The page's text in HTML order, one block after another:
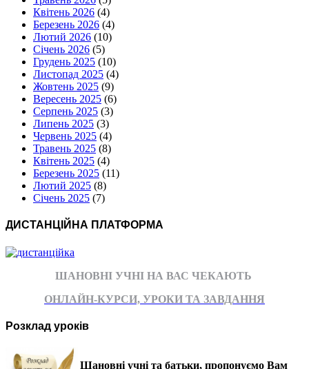
Квітень 2026 (4)
Березень 2026 (4)
Лютий 2026 (10)
Січень 2026 (5)
Грудень 2025 (10)
Листопад 2025 (4)
Жовтень 2025 (9)
Вересень 2025 (6)
Серпень 2025 (3)
Липень 2025 (3)
Червень 2025 (4)
Травень 2025 (8)
Квітень 2025 (4)
Березень 2025 (11)
Лютий 2025 (8)
Січень 2025 (7)
ДИСТАНЦІЙНА ПЛАТФОРМА
ШАНОВНІ УЧНІ НА ВАС ЧЕКАЮТЬ
ОНЛАЙН-КУРСИ, УРОКИ ТА ЗАВДАННЯ
Розклад уроків
Шановні учні та батьки, пропонуємо Вам